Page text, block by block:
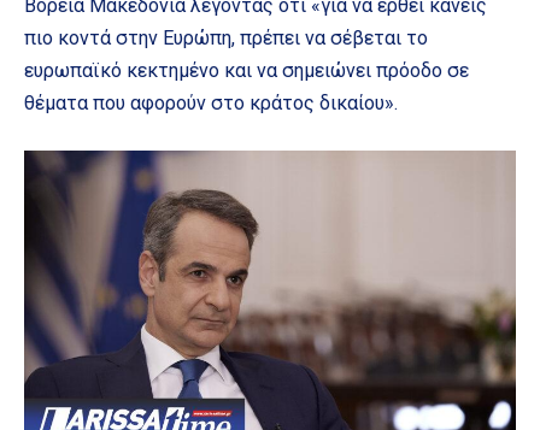
Βόρεια Μακεδονία λέγοντας ότι «για να έρθει κανείς
πιο κοντά στην Ευρώπη, πρέπει να σέβεται το
ευρωπαϊκό κεκτημένο και να σημειώνει πρόοδο σε
θέματα που αφορούν στο κράτος δικαίου».